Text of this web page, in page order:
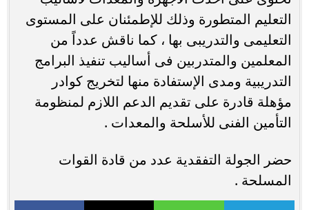
التعليم المتطورة وذلك للإطمئنان على المستوى
التعليمى والتدريبى بها ، كما ناقش عدداً من
المعلمين والمتدربين فى أساليب تنفيذ البرامج
التدريبية ومدى الإستفادة منها لتخريج كوادر
مؤهلة قادرة على تقديم الدعم اللازم لمنظومة
التأمين الفنى للأسلحة والمعدات .
حضر الجولة التفقدية عدد من قادة القوات
المسلحة .